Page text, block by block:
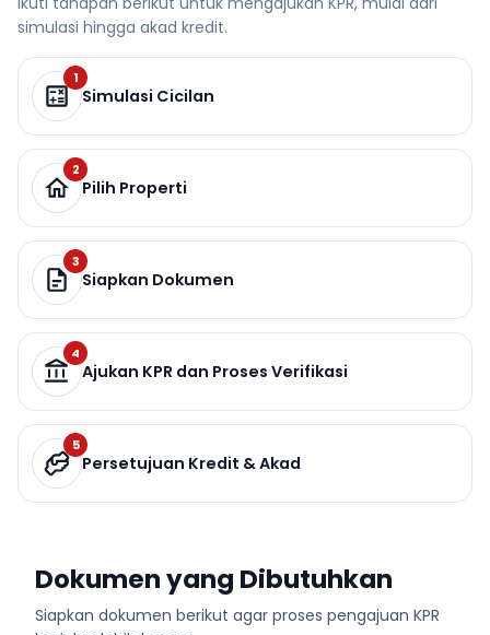
simulasi hingga akad kredit.
1
Simulasi Cicilan
2
Pilih Properti
3
Siapkan Dokumen
4
Ajukan KPR dan Proses Verifikasi
5
Persetujuan Kredit & Akad
Dokumen yang Dibutuhkan
Siapkan dokumen berikut agar proses pengajuan KPR